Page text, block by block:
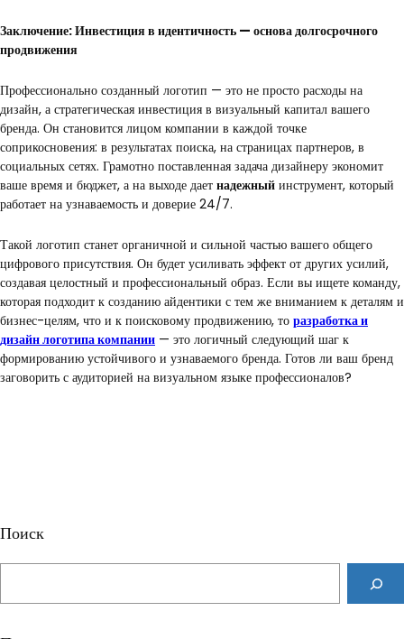
Заключение: Инвестиция в идентичность — основа долгосрочного
продвижения
Профессионально созданный логотип — это не просто расходы на
дизайн, а стратегическая инвестиция в визуальный капитал вашего
бренда. Он становится лицом компании в каждой точке
соприкосновения: в результатах поиска, на страницах партнеров, в
социальных сетях. Грамотно поставленная задача дизайнеру экономит
ваше время и бюджет, а на выходе дает надежный инструмент, который
работает на узнаваемость и доверие 24/7.
Такой логотип станет органичной и сильной частью вашего общего
цифрового присутствия. Он будет усиливать эффект от других усилий,
создавая целостный и профессиональный образ. Если вы ищете команду,
которая подходит к созданию айдентики с тем же вниманием к деталям и
бизнес-целям, что и к поисковому продвижению, то разработка и
дизайн логотипа компании — это логичный следующий шаг к
формированию устойчивого и узнаваемого бренда. Готов ли ваш бренд
заговорить с аудиторией на визуальном языке профессионалов?
Поиск
a